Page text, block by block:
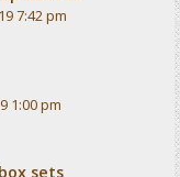
7:42 pm
1:00 pm
sets